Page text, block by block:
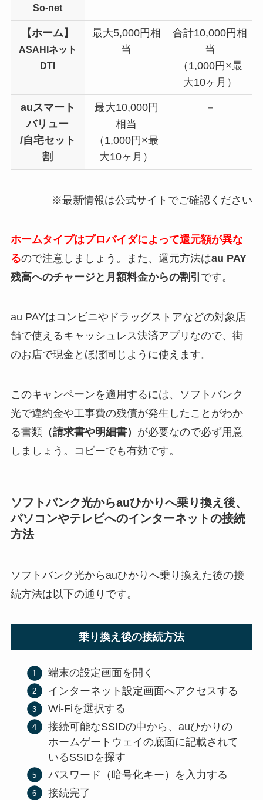
So-net
【ホーム】
ASAHIネット
DTI
最大5,000円相
当
合計10,000円相
当
（1,000円×最
大10ヶ月）
auスマート
バリュー
/自宅セット
割
最大10,000円
相当
（1,000円×最
大10ヶ月）
－
※最新情報は公式サイトでご確認ください
ホームタイプはプロバイダによって還元額が異な
るので注意しましょう。また、還元方法はau PAY
残高へのチャージと月額料金からの割引 です。
au PAYはコンビニやドラッグストアなどの対象店
舗で使えるキャッシュレス決済アプリなので、街
のお店で現金とほぼ同じように使えます。
このキャンペーンを適用するには、ソフトバンク
光で違約金や工事費の残債が発生したことがわか
る書類（請求書や明細書） が必要なので必ず用意
しましょう。コピーでも有効です。
ソフトバンク光からauひかりへ乗り換え後、
パソコンやテレビへのインターネットの接続
方法
ソフトバンク光からauひかりへ乗り換えた後の接
続方法は以下の通りです。
乗り換え後の接続方法
端末の設定画面を開く
インターネット設定画面へアクセスする
Wi-Fiを選択する
接続可能なSSIDの中から、auひかりの
ホームゲートウェイの底面に記載されて
いるSSIDを探す
パスワード（暗号化キー）を入力する
接続完了